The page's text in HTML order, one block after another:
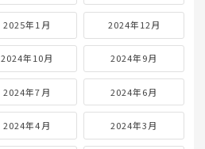
2025年1月 2024年12月
2024年10月 2024年9月
2024年7月 2024年6月
2024年4月 2024年3月